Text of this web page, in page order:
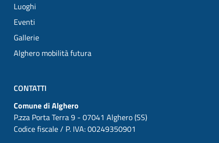
Luoghi
Eventi
Gallerie
Alghero mobilità futura
CONTATTI
Comune di Alghero
P.zza Porta Terra 9 - 07041 Alghero (SS)
Codice fiscale / P. IVA: 00249350901